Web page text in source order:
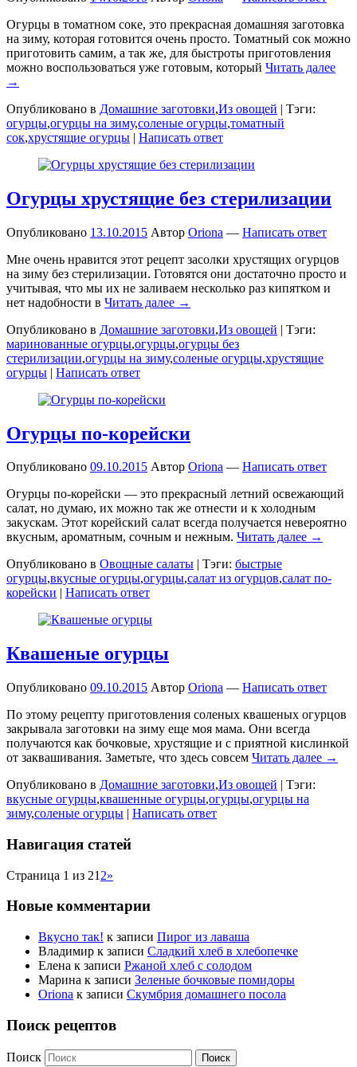
Огурцы в томатном соке, это прекрасная домашняя заготовка
на зиму, которая готовится очень просто. Томатный сок можно
приготовить самим, а так же, для быстроты приготовления
можно воспользоваться уже готовым, который Читать далее
→
Опубликовано в Домашние заготовки,Из овощей | Тэги:
огурцы,огурцы на зиму,соленые огурцы,томатный
сок,хрустящие огурцы | Написать ответ
Огурцы хрустящие без стерилизации
Опубликовано 13.10.2015 Автор Oriona — Написать ответ
Мне очень нравится этот рецепт засолки хрустящих огурцов
на зиму без стерилизации. Готовятся они достаточно просто и
учитывая, что мы их не заливаем несколько раз кипятком и
нет надобности в Читать далее →
Опубликовано в Домашние заготовки,Из овощей | Тэги:
маринованные огурцы,огурцы,огурцы без
стерилизации,огурцы на зиму,соленые огурцы,хрустящие
огурцы | Написать ответ
Огурцы по-корейски
Опубликовано 09.10.2015 Автор Oriona — Написать ответ
Огурцы по-корейски — это прекрасный летний освежающий
салат, но думаю, их можно так же отнести и к холодным
закускам. Этот корейский салат всегда получается невероятно
вкусным, ароматным, сочным и нежным. Читать далее →
Опубликовано в Овощные салаты | Тэги: быстрые
огурцы,вкусные огурцы,огурцы,салат из огурцов,салат по-
корейски | Написать ответ
Квашеные огурцы
Опубликовано 09.10.2015 Автор Oriona — Написать ответ
По этому рецепту приготовления соленых квашеных огурцов
закрывала заготовки на зиму еще моя мама. Они всегда
получаются как бочковые, хрустящие и с приятной кислинкой
от заквашивания. Заметьте, что здесь совсем Читать далее →
Опубликовано в Домашние заготовки,Из овощей | Тэги:
вкусные огурцы,квашенные огурцы,огурцы,огурцы на
зиму,соленые огурцы | Написать ответ
Навигация статей
Страница 1 из 21 2»
Новые комментарии
Вкусно так! к записи Пирог из лаваша
Владимир к записи Сладкий хлеб в хлебопечке
Елена к записи Ржаной хлеб с солодом
Марина к записи Зеленые бочковые помидоры
Oriona к записи Скумбрия домашнего посола
Поиск рецептов
Поиск